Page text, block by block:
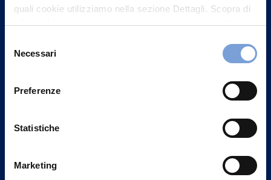
quali cookie utilizziamo nella sezione Dettagli. Scopra di
più su chi siamo, come può contattarci e come trattiamo i
può trovare nel footer del sito nella sezione "Informativa
delNecessari
Preferenze
Statistiche
Marketing
Vittoria Assicurazioni S.p.A.